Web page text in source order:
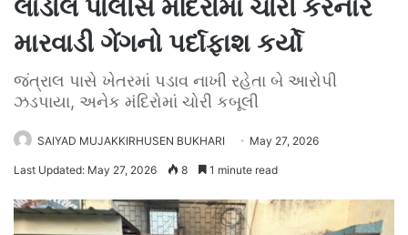
લાડોલ પોલીસે મંદિરોમાં ચોરી કરનાર
મારવાડી ગેંગનો પર્દાફાશ કર્યો
જંત્રાલ પાસે ખેતરમાં પડાવ નાખી રહેતા બે આરોપી
ઝડપાયા, અનેક મંદિરોમાં ચોરી કબૂલી
SAIYAD MUJAKKIRHUSEN BUKHARI May 27, 2026
Last Updated: May 27, 2026 8 1 minute read